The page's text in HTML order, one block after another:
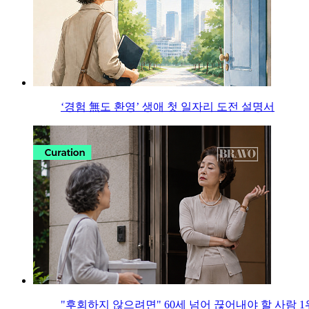
‘경험 無도 환영’ 생애 첫 일자리 도전 설명서
"후회하지 않으려면" 60세 넘어 끊어내야 할 사람 1